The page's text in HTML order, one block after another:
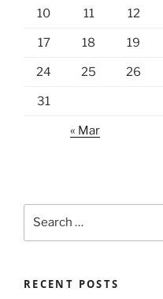
10 11 12
17 18 19
24 25 26
31
« Mar
RECENT POSTS